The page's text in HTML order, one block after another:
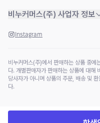
비누커머스(주) 사업자 정보
Instagram
비누커머스(주)에서 판매하는 상품 중에
다. 개별판매자가 판매하는 상품에 대해
당사자가 아니며 상품의 주문, 배송 및
다.